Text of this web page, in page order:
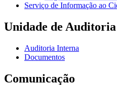
Serviço de Informação ao
Unidade de
Auditoria Interna
Documentos
Comunicação